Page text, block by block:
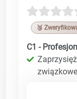
🥉
C1 -